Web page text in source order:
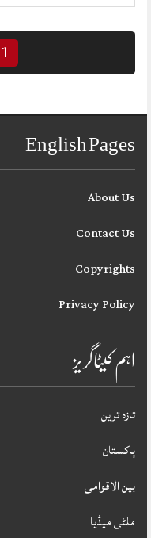
1
English Pages
About Us
Contact Us
Copyrights
Privacy Policy
اہم کیٹاگریز
تازہ ترین
پاکستان
بین الاقوامی
ملٹی میڈیا